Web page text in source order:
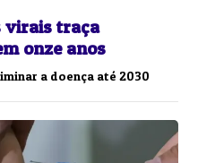
virais traça
onze anos
a doença até 2030